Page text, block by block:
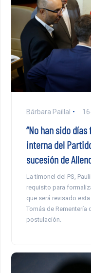
Bárbara Paillal
“No han sido
interna del
sucesión de
La timonel del PS,
requisito para
que será revisado
Tomás de Rementería
postulación.